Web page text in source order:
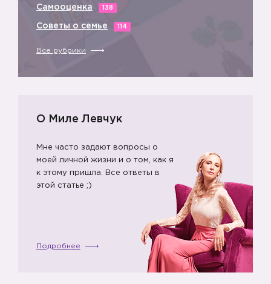
Самооценка 138
Советы о семье 114
Все рубрики
О Миле Левчук
Мне часто задают вопросы о
моей личной жизни и о том, как я
к этому пришла. Все ответы в
этой статье ;)
Подробнее